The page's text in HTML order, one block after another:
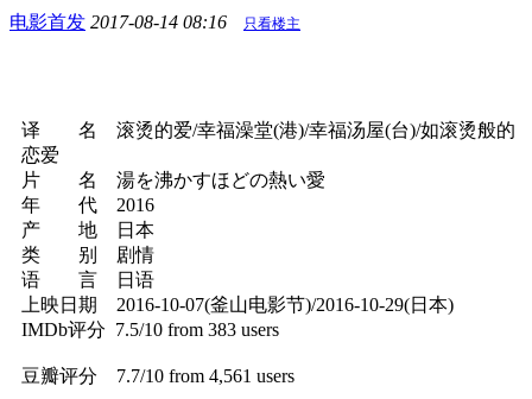
电影首发 2017-08-14 08:16 只看楼主
译 名 滚烫的爱/幸福澡堂(港)/幸福汤屋(台)/如滚烫般的
恋爱
片 名 湯を沸かすほどの熱い愛
年 代 2016
产 地 日本
类 别 剧情
语 言 日语
上映日期 2016-10-07(釜山电影节)/2016-10-29(日本)
IMDb评分 7.5/10 from 383 users
豆瓣评分 7.7/10 from 4,561 users